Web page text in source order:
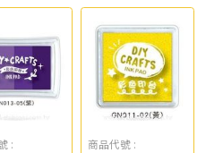
:
商品代號 :